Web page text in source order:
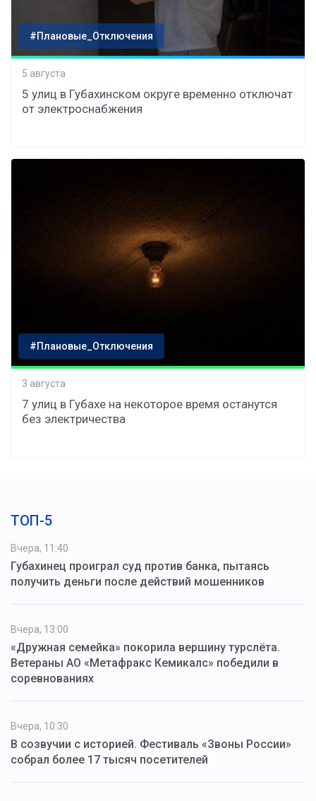
#Плановые_Отключения
5 августа
5 улиц в Губахинском округе временно отключат
от электроснабжения
#Плановые_Отключения
3 августа
7 улиц в Губахе на некоторое время останутся
без электричества
ТОП-5
Вчера, 11:40
Губахинец проиграл суд против банка, пытаясь
получить деньги после действий мошенников
Вчера, 13:00
«Дружная семейка» покорила вершину турслёта.
Ветераны АО «Метафракс Кемикалс» победили в
соревнованиях
Вчера, 10:30
В созвучии с историей. Фестиваль «Звоны России»
собрал более 17 тысяч посетителей